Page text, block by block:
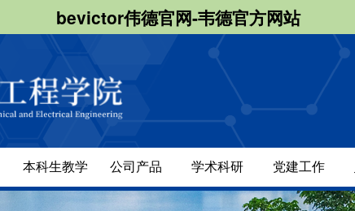
bevictor伟德官网-韦德官方网站
本科生教学 公司产品 学术科研 党建工作